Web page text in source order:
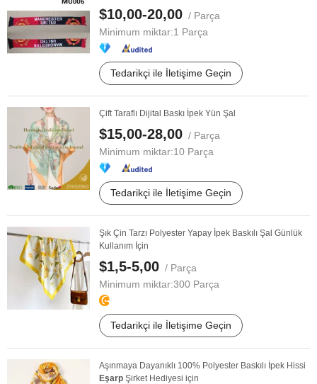
$10,00-20,00 / Parça
Minimum miktar:1 Parça
Tedarikçi ile İletişime Geçin
Çift Taraflı Dijital Baskı İpek Yün Şal
$15,00-28,00 / Parça
Minimum miktar:10 Parça
Tedarikçi ile İletişime Geçin
Şık Çin Tarzı Polyester Yapay İpek Baskılı Şal Günlük
Kullanım İçin
$1,5-5,00 / Parça
Minimum miktar:300 Parça
Tedarikçi ile İletişime Geçin
Aşınmaya Dayanıklı 100% Polyester Baskılı İpek Hissi
Eşarp Şirket Hediyesi için